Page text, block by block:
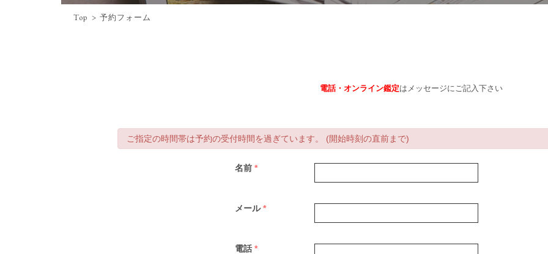
Top 予約フォーム
電話・オンライン鑑定はメッセージにご記入下さい
ご指定の時間帯は予約の受付時間を過ぎています。 (開始時刻の直前まで)
名前 *
メール *
電話 *